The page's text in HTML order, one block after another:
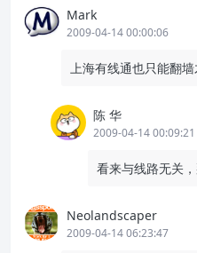
Mark
2009-04-14 00:00:06
上海有线通也只能翻墙
陈 华
2009-04-14 00:09:21
看来与线路无关
Neolandscaper
2009-04-14 06:23:47